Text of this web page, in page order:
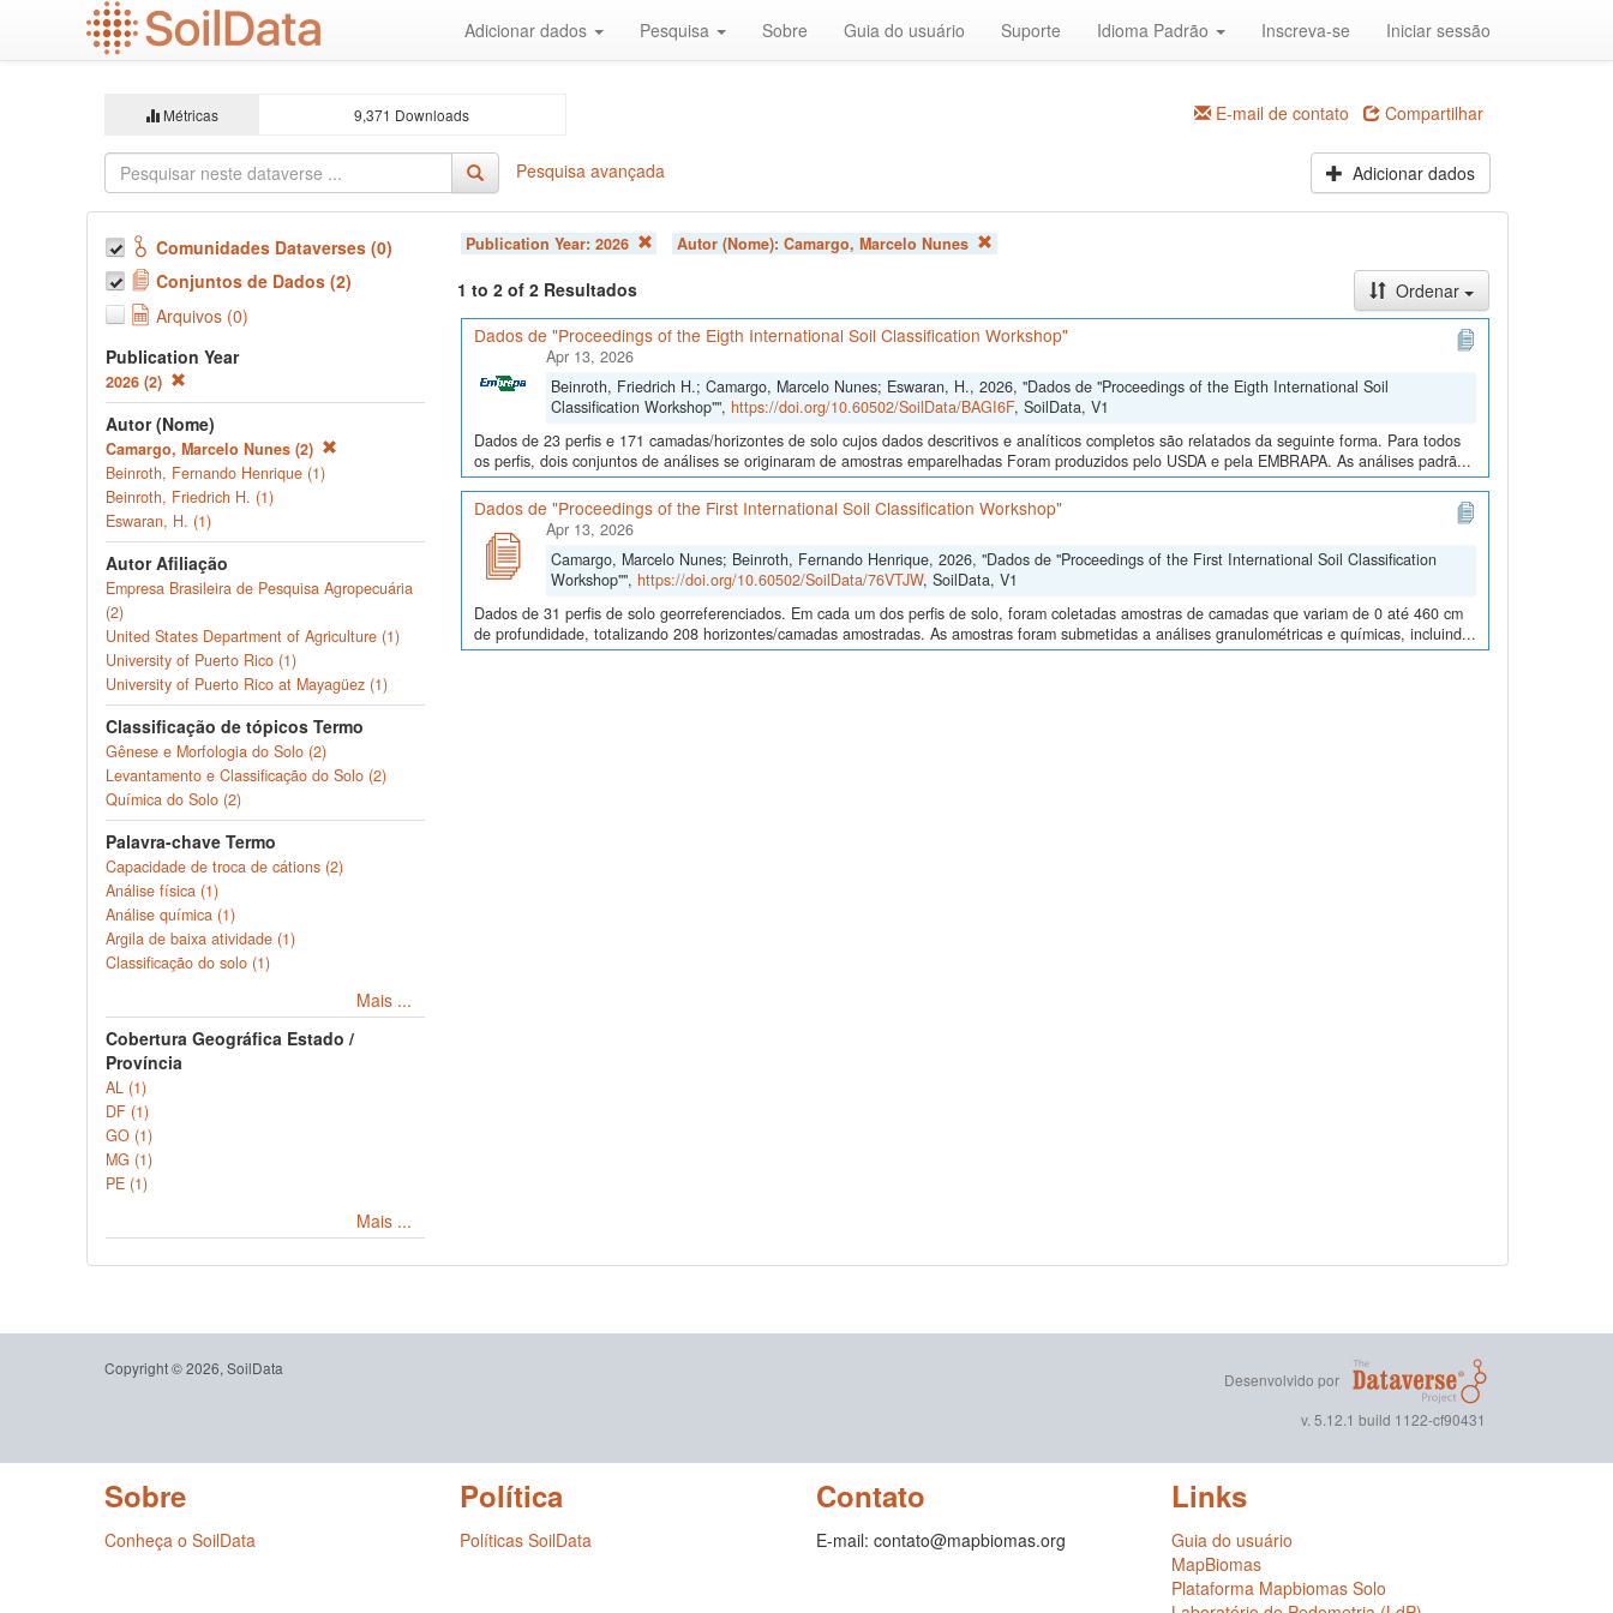
Adicionar dados Pesquisa Sobre Guia do usuário Suporte Idioma Padrão Inscreva-se Iniciar sessão
Métricas 9,371 Downloads E-mail de contato Compartilhar
Pesquisa avançada Adicionar dados
Comunidades Dataverses (0)
Conjuntos de Dados (2)
Arquivos (0)
Publication Year
2026 (2)
Autor (Nome)
Camargo, Marcelo Nunes (2)
Beinroth, Fernando Henrique (1)
Beinroth, Friedrich H. (1)
Eswaran, H. (1)
Autor Afiliação
Empresa Brasileira de Pesquisa Agropecuária
(2)
United States Department of Agriculture (1)
University of Puerto Rico (1)
University of Puerto Rico at Mayagüez (1)
Classificação de tópicos Termo
Gênese e Morfologia do Solo (2)
Levantamento e Classificação do Solo (2)
Química do Solo (2)
Palavra-chave Termo
Capacidade de troca de cátions (2)
Análise física (1)
Análise química (1)
Argila de baixa atividade (1)
Classificação do solo (1)
Mais ...
Cobertura Geográfica Estado /
Província
AL (1)
DF (1)
GO (1)
MG (1)
PE (1)
Mais ...
Publication Year: 2026 Autor (Nome): Camargo, Marcelo Nunes
1 to 2 of 2 Resultados
Ordenar
Dados de "Proceedings of the Eigth International Soil Classification Workshop"
Apr 13, 2026
Beinroth, Friedrich H.; Camargo, Marcelo Nunes; Eswaran, H., 2026, "Dados de "Proceedings of the Eigth International Soil
Classification Workshop"", https://doi.org/10.60502/SoilData/BAGI6F, SoilData, V1
Dados de 23 perfis e 171 camadas/horizontes de solo cujos dados descritivos e analíticos completos são relatados da seguinte forma. Para todos
os perfis, dois conjuntos de análises se originaram de amostras emparelhadas Foram produzidos pelo USDA e pela EMBRAPA. As análises padrã...
Dados de "Proceedings of the First International Soil Classification Workshop"
Apr 13, 2026
Camargo, Marcelo Nunes; Beinroth, Fernando Henrique, 2026, "Dados de "Proceedings of the First International Soil Classification
Workshop"", https://doi.org/10.60502/SoilData/76VTJW, SoilData, V1
Dados de 31 perfis de solo georreferenciados. Em cada um dos perfis de solo, foram coletadas amostras de camadas que variam de 0 até 460 cm
de profundidade, totalizando 208 horizontes/camadas amostradas. As amostras foram submetidas a análises granulométricas e químicas, incluind...
Copyright © 2026, SoilData
Desenvolvido por
v. 5.12.1 build 1122-cf90431
Sobre
Conheça o SoilData
Política
Políticas SoilData
Contato
E-mail: contato@mapbiomas.org
Links
Guia do usuário
MapBiomas
Plataforma Mapbiomas Solo